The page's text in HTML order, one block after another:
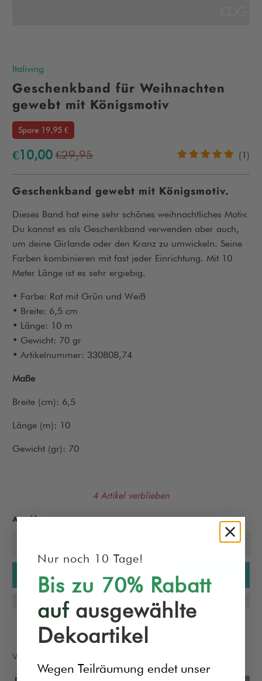
Italiving
Geschenkband für Weihnachten
gewebt mit Königsmotiv
Spare 19,95 €
€29,95
€10,00 (1)1
Geschenkband gewebt mit Königsmotiv.
Dieses Band hat eine sehr schönes weihnachtliches Motiv.
Du kannst es als Geschenkband verwenden aber auch,
um deine Girlande oder den Kranz zu umwickeln. Seine
Farben kombinieren mit fast jeder Einrichtung. Mit 10
Meter Länge ist es sehr ergiebig.
• Farbe: Rot mit Grün und Weiß
• Breite: 6,5 cm
• Länge: 10 m
• Gewicht: 70 gr
• Artikelnummer: 330808,74
Maße
Breite (cm): 6,5
Länge (m): 10
Gewicht (gr): 70
4 Artikel verblieben
Anzahl
In den Warenkorb
Versand von Lagerware innerhalb von 1-3 Werktage
Nur noch 10 Tage!
Bis zu 70% Rabatt
auf ausgewählte
Dekoartikel
Wegen Teilräumung endet unser